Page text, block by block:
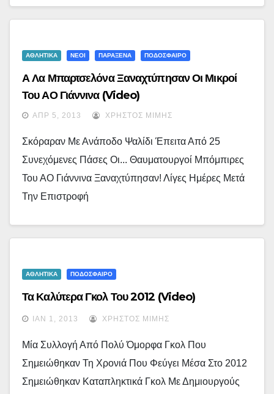
ΑΘΛΗΤΙΚΑ ΝΕΟΙ ΠΑΡΑΞΕΝΑ ΠΟΔΟΣΦΑΙΡΟ
Α Λα Μπαρτσελόνα Ξαναχτύπησαν Οι Μικροί
Του ΑΟ Γιάννινα (video)
ΑΠΡ 5, 2013 ΧΡΉΣΤΟΣ ΜΊΜΗΣ
Σκόραραν Με Ανάποδο Ψαλίδι Έπειτα Από 25
Συνεχόμενες Πάσες Οι... Θαυματουργοί Μπόμπιρες
Του ΑΟ Γιάννινα Ξαναχτύπησαν! Λίγες Ημέρες Μετά
Την Επιστροφή
ΑΘΛΗΤΙΚΑ ΠΟΔΟΣΦΑΙΡΟ
Τα Καλύτερα Γκολ Του 2012 (Video)
ΙΑΝ 1, 2013 ΧΡΉΣΤΟΣ ΜΊΜΗΣ
Μία Συλλογή Από Πολύ Όμορφα Γκολ Που
Σημειώθηκαν Τη Χρονιά Που Φεύγει Μέσα Στο 2012
Σημειώθηκαν Καταπληκτικά Γκολ Με Δημιουργούς